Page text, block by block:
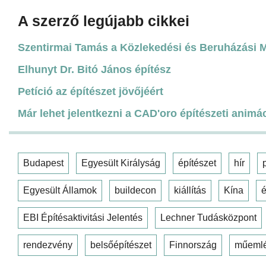
A szerző legújabb cikkei
Szentirmai Tamás a Közlekedési és Beruházási
Elhunyt Dr. Bitó János építész
Petíció az építészet jövőjéért
Már lehet jelentkezni a CAD'oro építészeti
Budapest Egyesült Királyság építészet hír
Egyesült Államok buildecon kiállítás Kína
EBI Építésaktivitási Jelentés Lechner Tudásközpont
rendezvény belsőépítészet Finnország